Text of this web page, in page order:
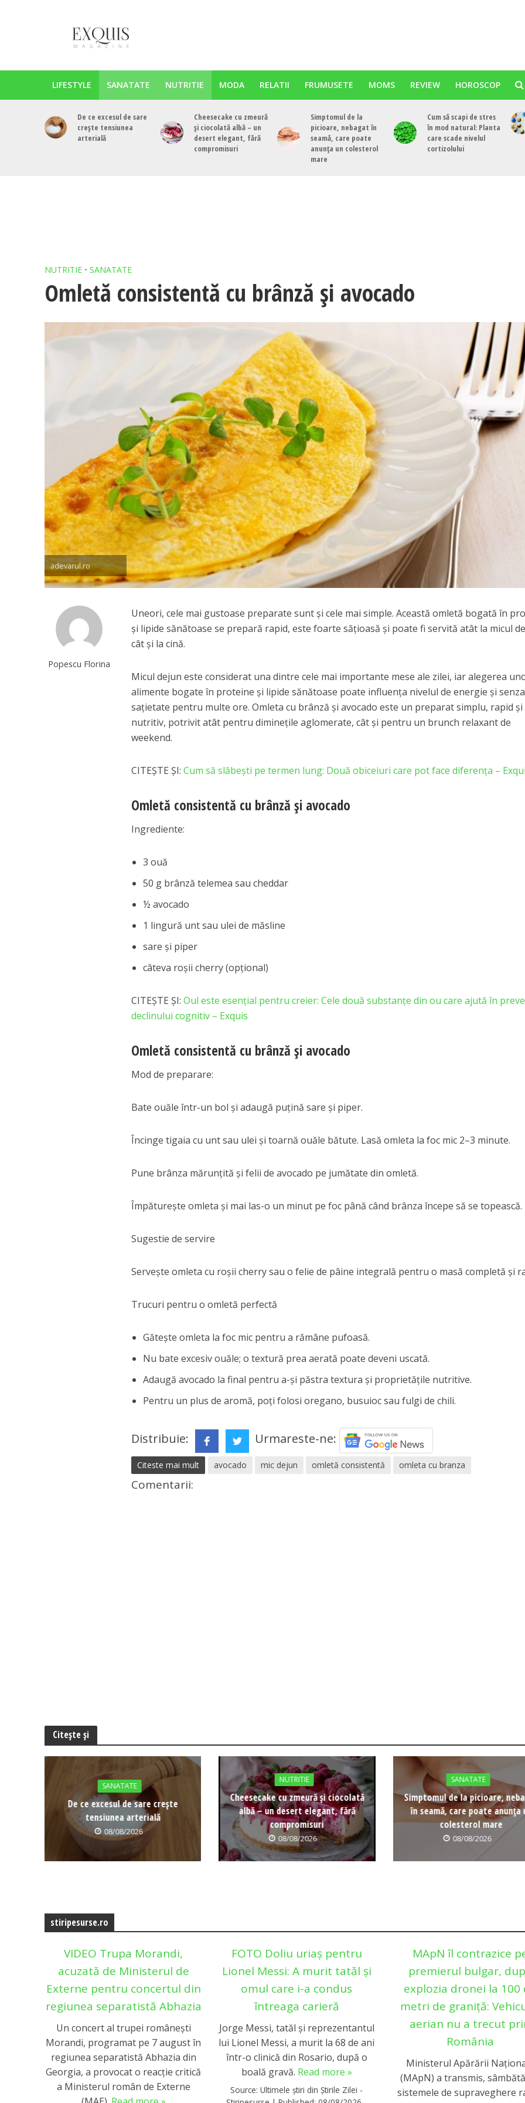
LIFESTYLE SANATATE NUTRITIE MODA RELATII FRUMUSETE MOMS REVIEW HOROSCOP
De ce excesul de sare
crește tensiunea
arterială
Cheesecake cu zmeură
și ciocolată albă – un
desert elegant, fără
compromisuri
Simptomul de la
picioare, nebagat în
seamă, care poate
anunța un colesterol
mare
Cum să scapi de stres
în mod natural: Planta
care scade nivelul
cortizolului
NUTRITIE • SANATATE
Omletă consistentă cu brânză și avocado
adevarul.ro
Popescu Florina
Uneori, cele mai gustoase preparate sunt și cele mai simple. Această omletă bogată în
și lipide sănătoase se prepară rapid, este foarte sățioasă și poate fi servită atât la micul
cât și la cină.
Micul dejun este considerat una dintre cele mai importante mese ale zilei, iar alegerea
alimente bogate în proteine și lipide sănătoase poate influența nivelul de energie și
sațietate pentru multe ore. Omleta cu brânză și avocado este un preparat simplu, rapid și
nutritiv, potrivit atât pentru diminețile aglomerate, cât și pentru un brunch relaxant de
weekend.
CITEȘTE ȘI:Cum să slăbești pe termen lung: Două obiceiuri care pot face diferența –
Omletă consistentă cu brânză și avocado
Ingrediente:
3 ouă
50 g brânză telemea sau cheddar
½ avocado
1 lingură unt sau ulei de măsline
sare și piper
câteva roșii cherry (opțional)
CITEȘTE ȘI:Oul este esențial pentru creier: Cele două substanțe din ou care ajută în
declinului cognitiv – Exquis
Omletă consistentă cu brânză și avocado
Mod de preparare:
Bate ouăle într-un bol și adaugă puțină sare și piper.
Încinge tigaia cu unt sau ulei și toarnă ouăle bătute. Lasă omleta la foc mic 2–3 minute.
Pune brânza mărunțită și felii de avocado pe jumătate din omletă.
Împăturește omleta și mai las-o un minut pe foc până când brânza începe să se topească.
Sugestie de servire
Servește omleta cu roșii cherry sau o felie de pâine integrală pentru o masă completă și
Trucuri pentru o omletă perfectă
Gătește omleta la foc mic pentru a rămâne pufoasă.
Nu bate excesiv ouăle; o textură prea aerată poate deveni uscată.
Adaugă avocado la final pentru a-și păstra textura și proprietățile nutritive.
Pentru un plus de aromă, poți folosi oregano, busuioc sau fulgi de chili.
Distribuie: Urmareste-ne:
Citeste mai mult avocado mic dejun omletă consistentă omleta cu branza
Comentarii:
Citește și
SANATATE
De ce excesul de sare crește
tensiunea arterială
08/08/2026
NUTRITIE
Cheesecake cu zmeură și ciocolată
albă – un desert elegant, fără
compromisuri
08/08/2026
SANATATE
Simptomul de la picioare,
în seamă, care poate anunța
colesterol mare
08/08/2026
stiripesurse.ro
VIDEO Trupa Morandi,
acuzată de Ministerul de
Externe pentru concertul din
regiunea separatistă Abhazia
Un concert al trupei românești
Morandi, programat pe 7 august în
regiunea separatistă Abhazia din
Georgia, a provocat o reacție critică
a Ministerul român de Externe
FOTO Doliu uriaș pentru
Lionel Messi: A murit tatăl și
omul care i-a condus
întreaga carieră
Jorge Messi, tatăl și reprezentantul
lui Lionel Messi, a murit la 68 de ani
într-o clinică din Rosario, după o
boală gravă. Read more »
Source:Ultimele știri din Știrile Zilei -
MApN îl contrazice
premierul bulgar,
explozia dronei la 100
metri de graniță:
aerian nu a trecut
România
Ministerul Apărării
(MApN) a transmis,
sistemele de supraveghere